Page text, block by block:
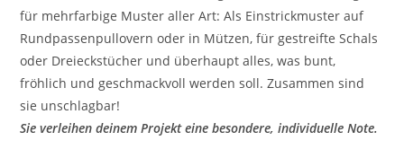
für mehrfarbige Muster aller Art: Als Einstrickmuster auf
Rundpassenpullovern oder in Mützen, für gestreifte Schals
oder Dreieckstücher und überhaupt alles, was bunt,
fröhlich und geschmackvoll werden soll. Zusammen sind
sie unschlagbar!
Sie verleihen deinem Projekt eine besondere, individuelle Note.